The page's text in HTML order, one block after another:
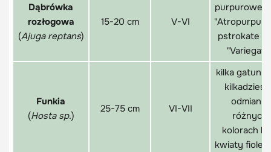
Dąbrówka
rozłogowa
(Ajuga reptans)
15-20 cm V-VI
purpurowe
pstrokate
Funkia
(Hosta sp.)
25-75 cm VI-VII
kilka
odmian o
różnych
kolorach
kwiaty